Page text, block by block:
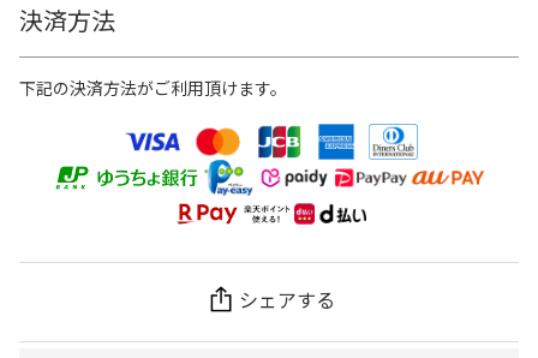
決済方法
下記の決済方法がご利用頂けます。
シェアする